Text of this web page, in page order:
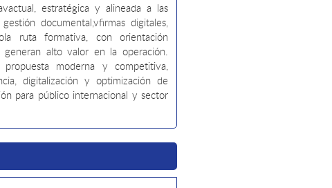
estratégica y alineada a las
documental,vfirmas digitales,
ruta formativa, con orientación
generan alto valor en la operación.
moderna y competitiva,
digitalización y optimización de
para público internacional y sector